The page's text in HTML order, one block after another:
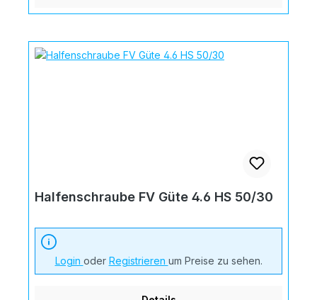
Halfenschraube FV Güte 4.6 HS 50/30
Login oder Registrieren um Preise zu sehen.